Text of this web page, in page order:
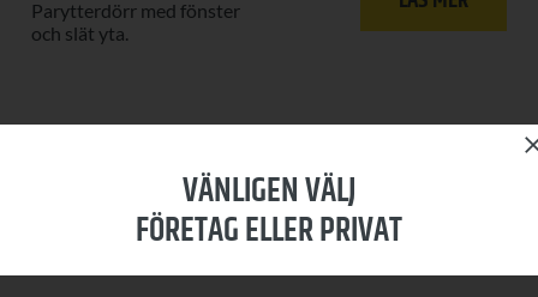
Parytterdörr med fönster
och slät yta.
VÄNLIGEN VÄLJ
FÖRETAG ELLER PRIVAT